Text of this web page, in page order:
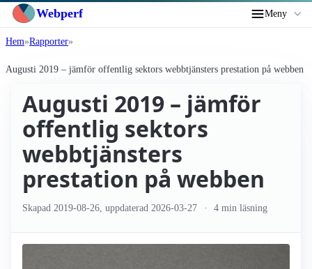
Webperf Meny
Hem Rapporter
Augusti 2019 – jämför offentlig sektors webbtjänsters prestation på webben
Augusti 2019 – jämför
offentlig sektors
webbtjänsters
prestation på webben
Skapad 2019-08-26 , uppdaterad 2026-03-27 4 min läsning